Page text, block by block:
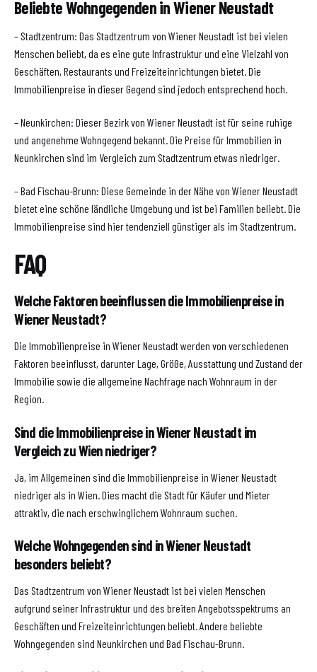
Beliebte Wohngegenden in Wiener Neustadt
– Stadtzentrum: Das Stadtzentrum von Wiener Neustadt ist bei vielen
Menschen beliebt, da es eine gute Infrastruktur und eine Vielzahl von
Geschäften, Restaurants und Freizeiteinrichtungen bietet. Die
Immobilienpreise in dieser Gegend sind jedoch entsprechend hoch.
– Neunkirchen: Dieser Bezirk von Wiener Neustadt ist für seine ruhige
und angenehme Wohngegend bekannt. Die Preise für Immobilien in
Neunkirchen sind im Vergleich zum Stadtzentrum etwas niedriger.
– Bad Fischau-Brunn: Diese Gemeinde in der Nähe von Wiener Neustadt
bietet eine schöne ländliche Umgebung und ist bei Familien beliebt. Die
Immobilienpreise sind hier tendenziell günstiger als im Stadtzentrum.
FAQ
Welche Faktoren beeinflussen die Immobilienpreise in
Wiener Neustadt?
Die Immobilienpreise in Wiener Neustadt werden von verschiedenen
Faktoren beeinflusst, darunter Lage, Größe, Ausstattung und Zustand der
Immobilie sowie die allgemeine Nachfrage nach Wohnraum in der
Region.
Sind die Immobilienpreise in Wiener Neustadt im
Vergleich zu Wien niedriger?
Ja, im Allgemeinen sind die Immobilienpreise in Wiener Neustadt
niedriger als in Wien. Dies macht die Stadt für Käufer und Mieter
attraktiv, die nach erschwinglichem Wohnraum suchen.
Welche Wohngegenden sind in Wiener Neustadt
besonders beliebt?
Das Stadtzentrum von Wiener Neustadt ist bei vielen Menschen
aufgrund seiner Infrastruktur und des breiten Angebotsspektrums an
Geschäften und Freizeiteinrichtungen beliebt. Andere beliebte
Wohngegenden sind Neunkirchen und Bad Fischau-Brunn.